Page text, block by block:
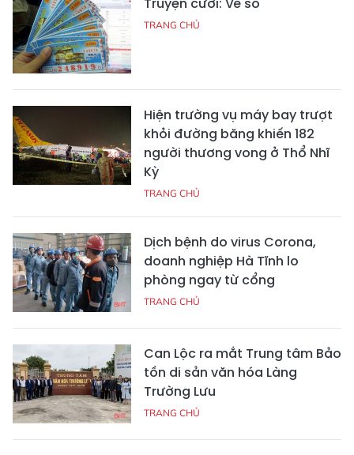
TRANG CHỦ
Hiện trường vụ máy bay trượt
khỏi đường băng khiến 182
người thương vong ở Thổ Nhĩ
Kỳ
TRANG CHỦ
Dịch bệnh do virus Corona,
doanh nghiệp Hà Tĩnh lo
phòng ngay từ cổng
TRANG CHỦ
Can Lộc ra mắt Trung tâm Bảo
tồn di sản văn hóa Làng
Trường Lưu
TRANG CHỦ